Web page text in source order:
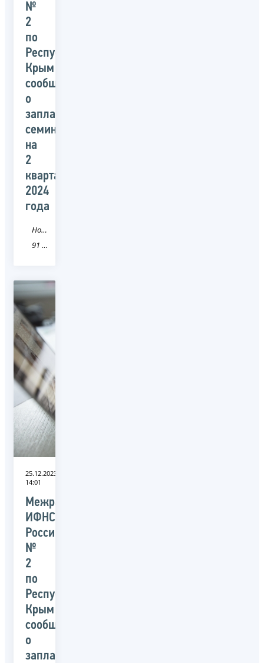
№
2
по
Республике
Крым
сообщает
о
запланированных
семинарах
на
2
квартал
2024
года
Новость
91 Республика Крым
25.12.2023
14:01
Межрайонная
ИФНС
России
№
2
по
Республике
Крым
сообщает
о
запланированных